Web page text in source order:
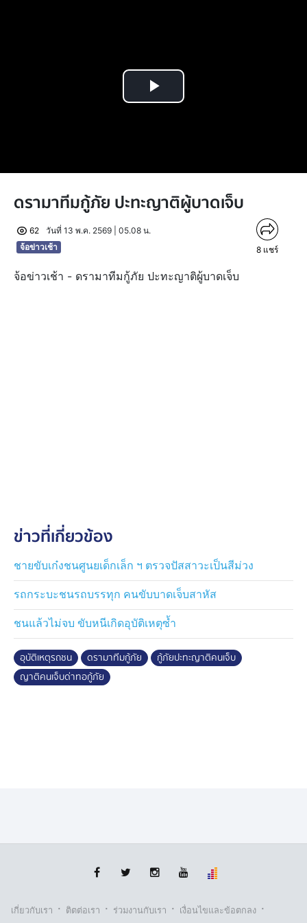
Play
ดรามาทีมกู้ภัย ปะทะญาติผู้บาดเจ็บ
62
วันที่ 13 พ.ค. 2569 | 05.08 น.
จ้อข่าวเช้า
8 แชร์
จ้อข่าวเช้า - ดรามาทีมกู้ภัย ปะทะญาติผู้บาดเจ็บ
ข่าวที่เกี่ยวข้อง
ชายขับเก๋งชนศูนยเด็กเล็ก ฯ ตรวจปัสสาวะเป็นสีม่วง
รถกระบะชนรถบรรทุก คนขับบาดเจ็บสาหัส
ชนแล้วไม่จบ ขับหนีเกิดอุบัติเหตุซ้ำ
อุบัติเหตุรถชน ดรามาทีมกู้ภัย
กู้ภัยปะทะญาติคนเจ็บ
ญาติคนเจ็บด่าทอกู้ภัย
เกี่ยวกับเรา · ติตต่อเรา · ร่วมงานกับเรา · เงื่อนไขและข้อตกลง ·